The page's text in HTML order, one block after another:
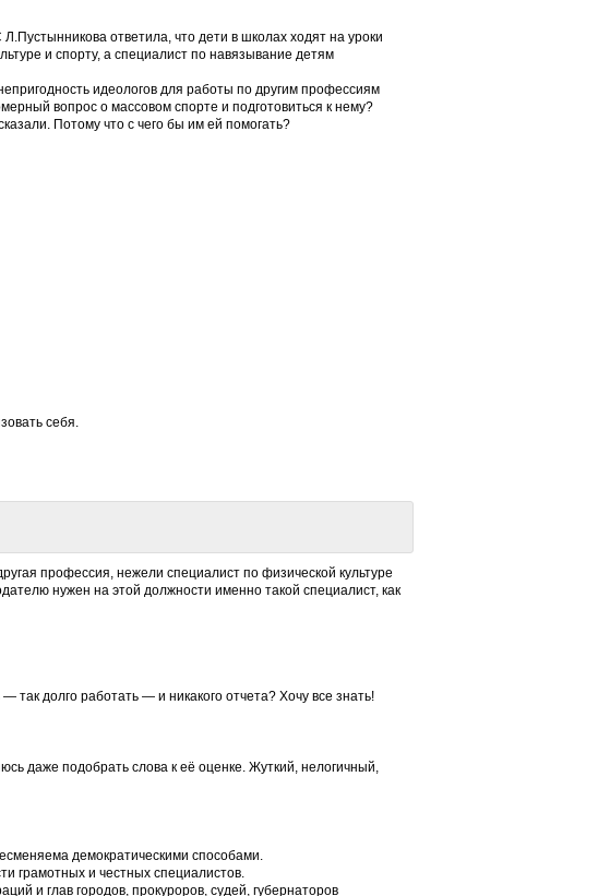
ответила, что дети в школах ходят на уроки
и спорту, а специалист по навязывание детям
идеологов для работы по другим профессиям
вопрос о массовом спорте и подготовиться к нему?
Потому что с чего бы им ей помогать?
себя.
профессия, нежели специалист по физической культуре
нужен на этой должности именно такой специалист, как
долго работать — и никакого отчета? Хочу все знать!
даже подобрать слова к её оценке. Жуткий, нелогичный,
демократическими способами.
грамотных и честных специалистов.
и глав городов, прокуроров, судей, губернаторов